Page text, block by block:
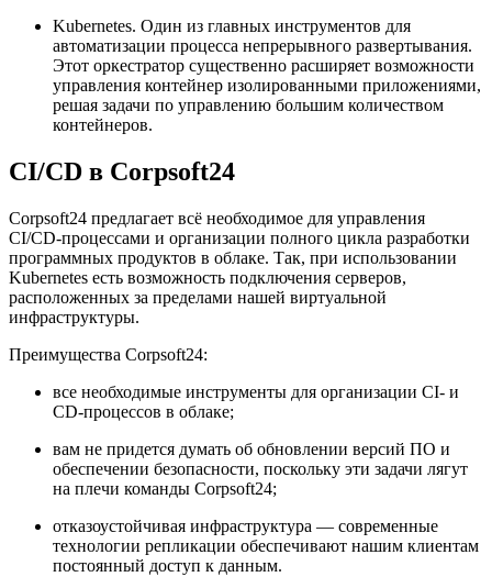
Kubernetes. Один из главных инструментов для
автоматизации процесса непрерывного развертывания.
Этот оркестратор существенно расширяет возможности
управления контейнер изолированными приложениями,
решая задачи по управлению большим количеством
контейнеров.
CI/CD в Corpsoft24
Corpsoft24 предлагает всё необходимое для управления
CI/CD‑процессами и организации полного цикла разработки
программных продуктов в облаке. Так, при использовании
Kubernetes есть возможность подключения серверов,
расположенных за пределами нашей виртуальной
инфраструктуры.
Преимущества Corpsoft24:
все необходимые инструменты для организации CI- и
CD‑процессов в облаке;
вам не придется думать об обновлении версий ПО и
обеспечении безопасности, поскольку эти задачи лягут
на плечи команды Corpsoft24;
отказоустойчивая инфраструктура — современные
технологии репликации обеспечивают нашим клиентам
постоянный доступ к данным.